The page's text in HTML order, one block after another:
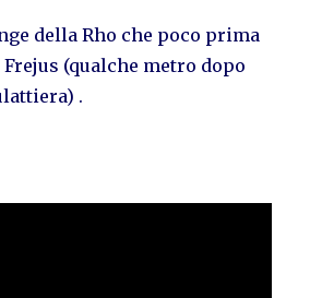
della Rho che poco prima
(qualche metro dopo
.